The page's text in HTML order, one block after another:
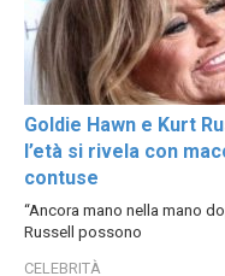
Goldie Hawn e Kurt
l’età si rivela con
contuse
“Ancora mano nella mano
Russell possono
CELEBRITÀ